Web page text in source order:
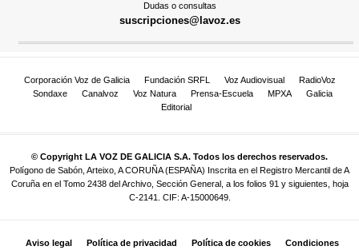
Dudas o consultas
suscripciones@lavoz.es
Corporación Voz de Galicia Fundación SRFL Voz Audiovisual
RadioVoz
Sondaxe
Canalvoz Voz Natura Prensa-Escuela MPXA
Galicia
Editorial
© Copyright LA VOZ DE GALICIA S.A. Todos los derechos reservados.
Polígono de Sabón, Arteixo, A CORUÑA (ESPAÑA) Inscrita en el Registro Mercantil de A
Coruña en el Tomo 2438 del Archivo, Sección General, a los folios 91 y siguientes, hoja
C-2141. CIF: A-15000649.
Aviso legal Política de privacidad Política de cookies Condiciones